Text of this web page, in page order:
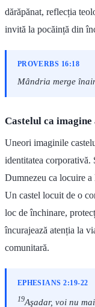
dărăpănat, reflecția
invită la pocăință din
PROVERBS 16:18
Mândria merge
Castelul ca
Uneori imaginile
identitatea corporativă.
Dumnezeu ca locuire
Un castel locuit de o
loc de închinare,
încurajează atenția la
comunitară.
EPHESIANS 2:19-22
19Aşadar, voi nu